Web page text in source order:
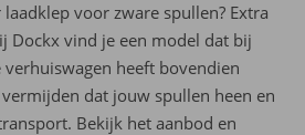
voor zware spullen? Extra
Dockx vind je een model dat bij
heeft bovendien
dat jouw spullen heen en
Bekijk het aanbod en